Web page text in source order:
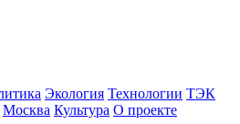
Экология Технологии ТЭК
Москва Культура О проекте